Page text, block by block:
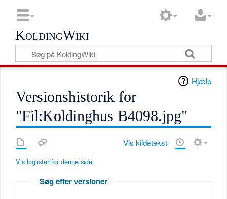
KoldingWiki
Hjælp
Versionshistorik for
"Fil:Koldinghus B4098.jpg"
Vis kildetekst
Vis loglister for denne side
Søg efter versioner